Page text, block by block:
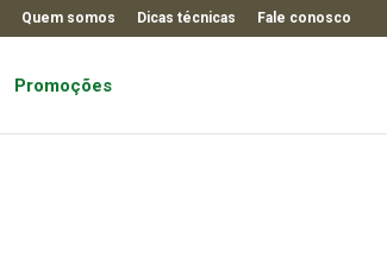
Quem somos Dicas técnicas Fale conosco
Promoções